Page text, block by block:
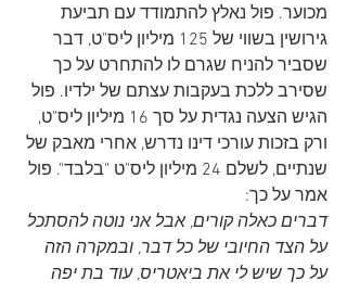
מכוער. פול נאלץ להתמודד עם תביעת
גירושין בשווי של 125 מיליון ליס"ט, דבר
שסביר להניח שגרם לו להתחרט על כך
שסירב ללכת בעקבות עצתם של ילדיו. פול
הגיש הצעה נגדית על סך 16 מיליון ליס"ט,
ורק בזכות עורכי דינו נדרש, אחרי מאבק של
שנתיים, לשלם 24 מיליון ליס"ט "בלבד". פול
אמר על כך:
דברים כאלה קורים, אבל אני נוטה להסתכל
על הצד החיובי של כל דבר, ובמקרה הזה
על כך שיש לי את ביאטריס, עוד בת יפה